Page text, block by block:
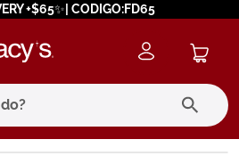
+$65✨| CODIGO:FD65